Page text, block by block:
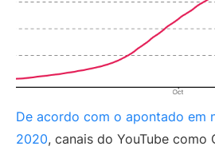
De acordo com o apontado em
2020, canais do YouTube como